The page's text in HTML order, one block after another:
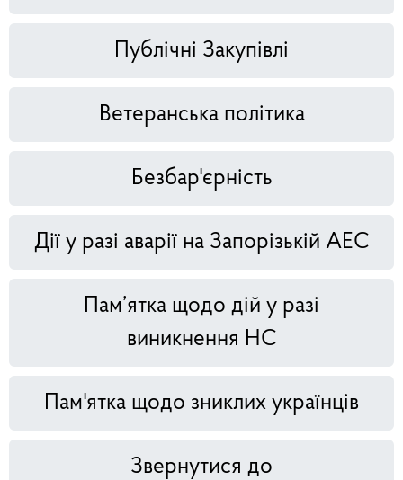
Публічні Закупівлі
Ветеранська політика
Безбар'єрність
Дії у разі аварії на Запорізькій АЕС
Пам’ятка щодо дій у разі
виникнення НС
Пам'ятка щодо зниклих українців
Звернутися до